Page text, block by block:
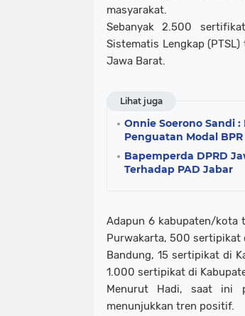
masyarakat.
Sebanyak 2.500
Sistematis Lengkap
Jawa Barat.
Lihat juga
Onnie Soerono Sandi
Penguatan Modal
Bapemperda DPRD
Terhadap PAD Jabar
Adapun 6 kabupaten/kota
Purwakarta, 500 sertipikat
Bandung, 15 sertipikat di
1.000 sertipikat di
Menurut Hadi, saat ini
menunjukkan tren positif.